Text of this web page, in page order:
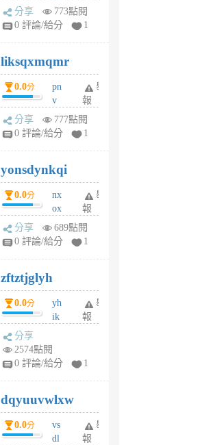
rv
pj
6
個
月
前
分享
773點閱
0 評論/給分
1
liksqxmqmr
0.0分
pn
v
wt
sv
6
個
月
前
舉
報
分享
777點閱
0 評論/給分
1
yonsdynkqi
0.0分
nx
ox
rh
pe
月
前
舉
報
分享
689點閱
0 評論/給分
1
zftztjglyh
0.0分
yh
ik
tu
6
個
月
前
舉
報
分享
2574點閱
0 評論/給分
1
dqyuuvwlxw
0.0分
vs
dl
舉
報